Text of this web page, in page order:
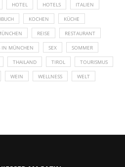
HOTEL HOTELS ITALIEN
KOCHEN KÜCHE
REISE RESTAURANT
IN MÜNCHEN SEX SOMMER
THAILAND TIROL TOURISMUS
WEIN WELLNESS WELT